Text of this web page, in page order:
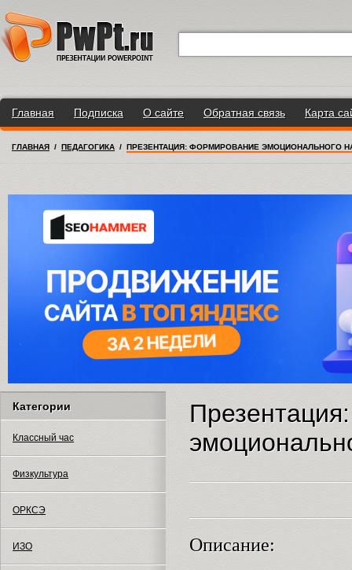
Главная Подписка О сайте Обратная связь Карта
ГЛАВНАЯ / ПЕДАГОГИКА / ПРЕЗЕНТАЦИЯ: ФОРМИРОВАНИЕ ЭМОЦИОНАЛЬНОГО
Категории
Классный час
Физкультура
ОРКСЭ
ИЗО Описание: